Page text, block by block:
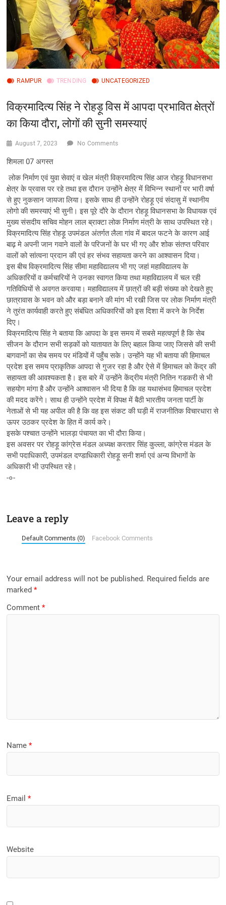
RAMPUR TRENDING UNCATEGORIZED
विक्रमादित्य सिंह ने रोहड़ू विस में आपदा प्रभावित क्षेत्रों
का किया दौरा, लोगों की सुनी समस्याएं
August 7, 2023 No Comments
शिमला 07 अगस्त
लोक निर्माण एवं युवा सेवाएं व खेल मंत्री विक्रमादित्य सिंह आज रोहड़ू विधानसभा
क्षेत्र के प्रवास पर रहे तथा इस दौरान उन्होंने क्षेत्र में विभिन्न स्थानों पर भारी वर्षा
से हुए नुकसान जायजा लिया। इसके साथ ही उन्होंने रोहड़ू एवं संदासु में स्थानीय
लोगो की समस्याएं भी सुनी। इस पूरे दौरे के दौरान रोहड़ू विधानसभा के विधायक एवं
मुख्य संसदीय सचिव मोहन लाल ब्राक्टा लोक निर्माण मंत्री के साथ उपस्थित रहे।
विक्रमादित्य सिंह रोहड़ू उपमंडल अंतर्गत लैला गांव में बादल फटने के कारण आई
बाढ़ मे अपनी जान गवाने वालों के परिजनों के घर भी गए और शोक संतप्त परिवार
वालों को सांत्वना प्रदान की एवं हर संभव सहायता करने का आश्वासन दिया।
इस बीच विक्रमादित्य सिंह सीमा महाविद्यालय भी गए जहां महाविद्यालय के
अधिकारियों व कर्मचारियों ने उनका स्वागत किया तथा महाविद्यालय में चल रही
गतिविधियों से अवगत करवाया। महाविद्यालय में छात्रों की बड़ी संख्या को देखते हुए
छात्रावास के भवन को और बड़ा बनाने की मांग भी रखी जिस पर लोक निर्माण मंत्री
ने तुरंत कार्यवाही करते हुए संबंधित अधिकारियों को इस दिशा में करने के निर्देश
दिए।
विक्रमादित्य सिंह ने बताया कि आपदा के इस समय में सबसे महत्वपूर्ण है कि सेब
सीजन के दौरान सभी सड़कों को यातायात के लिए बहाल किया जाए जिससे की सभी
बागवानों का सेब समय पर मंडियों में पहुँच सके। उन्होंने यह भी बताया की हिमाचल
प्रदेश इस समय प्राकृतिक आपदा से गुजर रहा है और ऐसे में हिमाचल को केंद्र की
सहायता की आवश्यकता है। इस बारे में उन्होंने केंद्रीय मंत्री नितिन गडकरी से भी
सहयोग मांगा है और उन्होंने आश्वासन भी दिया है कि वह यथासंभव हिमाचल प्रदेश
की मदद करेंगे। साथ ही उन्होंने प्रदेश में विपक्ष में बैठी भारतीय जनता पार्टी के
नेताओं से भी यह अपील की है कि वह इस संकट की घड़ी में राजनीतिक विचारधारा से
ऊपर उठकर प्रदेश के हित में कार्य करे।
इसके पश्चात उन्होंने भालड़ा पंचायत का भी दौरा किया।
इस अवसर पर रोहड़ू कांग्रेस मंडल अध्यक्ष करतार सिंह कुल्ला, कांग्रेस मंडल के
सभी पदाधिकारी, उपमंडल दण्डाधिकारी रोहड़ू सनी शर्मा एवं अन्य विभागों के
अधिकारी भी उपस्थित रहे।
-०-
Leave a reply
Default Comments (0) Facebook Comments
Your email address will not be published. Required fields are
marked*
Comment*
Name*
Email*
Website